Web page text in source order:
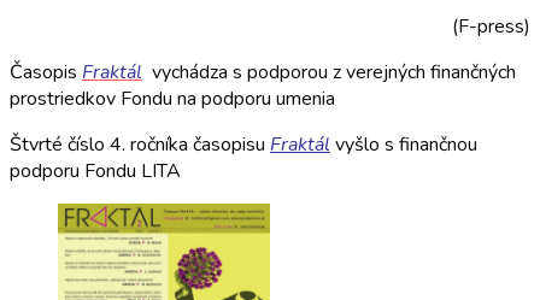
(F-press)
Časopis Fraktál vychádza s podporou z verejných finančných
prostriedkov Fondu na podporu umenia
Štvrté číslo 4. ročníka časopisu Fraktál vyšlo s finančnou
podporu Fondu LITA